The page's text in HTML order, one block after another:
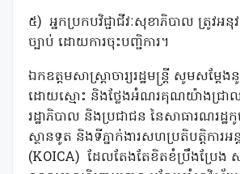
៥) អ្នកប្រកបវិជ្ជាជីវៈសុខាភិបាល ត្រូវអនុ
ច្បាប់ ដោយការចុះបញ្ជិការ។
ឯកឧត្តមសាស្រ្តាចារ្យរដ្ឋមន្រ្តី សូមសម្តែ
ដោយស្មោះ និងថ្លែងអំណរគុណយ៉ាងជ្រា
រដ្ឋាភិបាល និងប្រជាជន នៃសាធារណរដ្ឋកូ
ស្ថានទូត និងទីភ្នាក់ងារសហប្រតិបត្តិការអន្
(KOICA) ដែលតែងតែខិតខំប្រឹងប្រែង